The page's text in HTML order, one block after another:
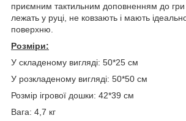
приємним тактильним доповненням до
лежать у руці, не ковзають і мають
поверхню.
Розміри:
У складеному вигляді: 50*25 см
У розкладеному вигляді: 50*50 см
Розмір ігрової дошки: 42*39 см
Вага: 4,7 кг